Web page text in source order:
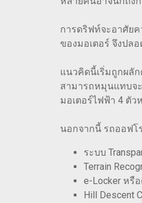
การดริฟท์จะอาศัยค
ของมอเตอร์ จึงปล
แนวคิดนี้เริ่มถูกผลัก
สามารถหมุนแทบจะ
มอเตอร์ไฟฟ้า 4 ตั
นอกจากนี้ รถออฟโ
ระบบ
Terrain
e-Locker หรื
Hill Descent